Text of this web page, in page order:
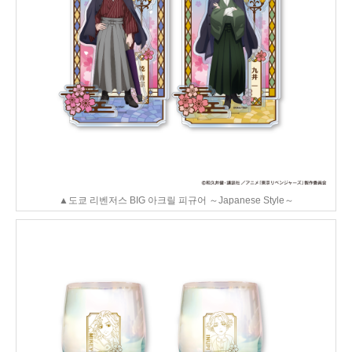
▲도쿄 리벤저스 BIG 아크릴 피규어 ～Japanese Style～